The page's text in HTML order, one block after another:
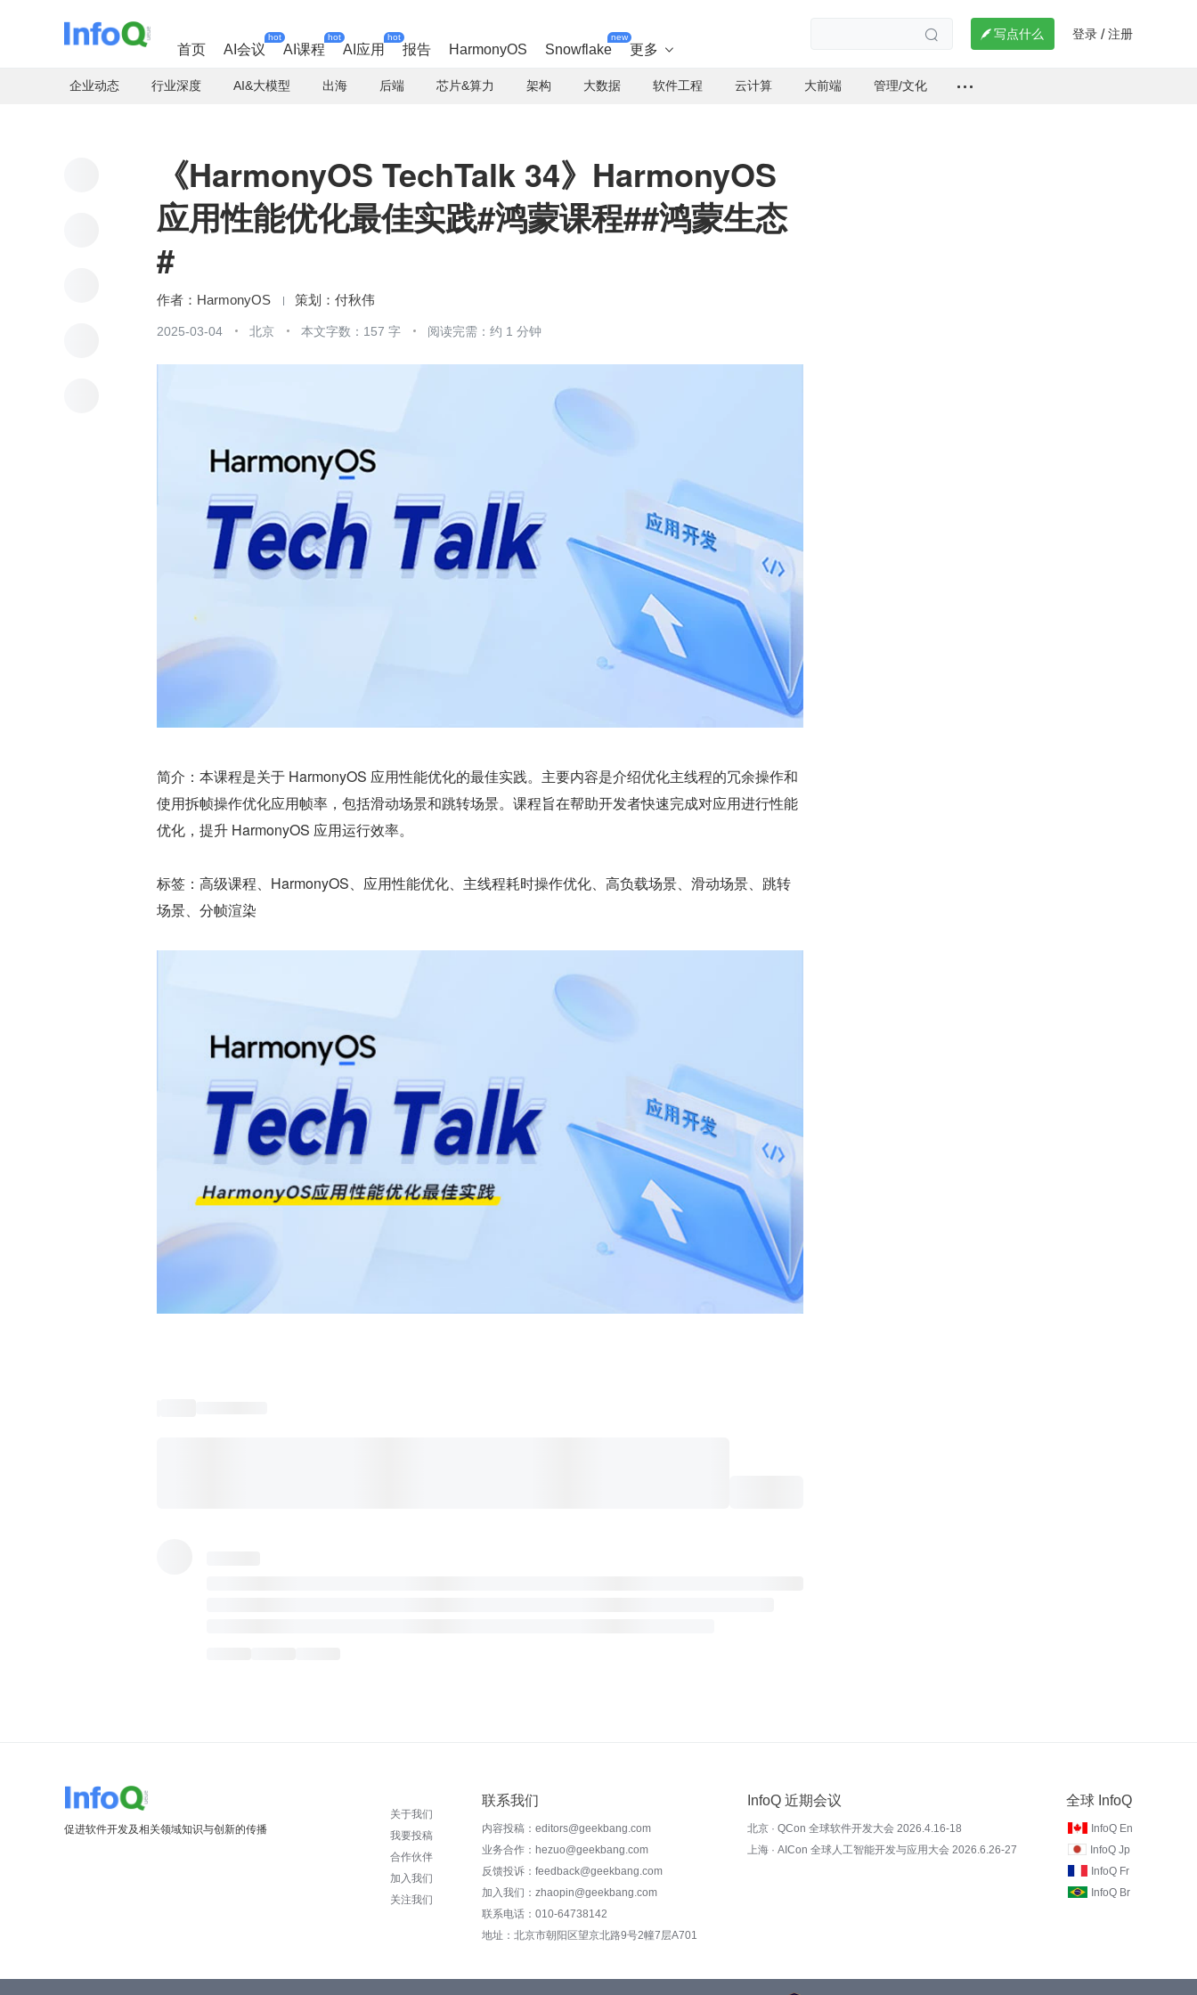
首页 AI会议
hot
AI课程
hot
AI应用
hot
报告 HarmonyOS Snowflake
new
更多 
  写点什么 登录 / 注册
企业动态 行业深度 AI&大模型 出海 后端 芯片&算力 架构 大数据 软件工程 云计算 大前端 管理/文化
《HarmonyOS TechTalk 34》HarmonyOS
应用性能优化最佳实践#鸿蒙课程##鸿蒙生态
#
HarmonyOS 付秋伟
2025-03-04 北京 本文字数：157 字 阅读完需：约 1 分钟
简介：本课程是关于 HarmonyOS 应用性能优化的最佳实践。主要内容是介绍优化主线程的冗余操作和
使用拆帧操作优化应用帧率，包括滑动场景和跳转场景。课程旨在帮助开发者快速完成对应用进行性能
优化，提升 HarmonyOS 应用运行效率。
标签：高级课程、HarmonyOS、应用性能优化、主线程耗时操作优化、高负载场景、滑动场景、跳转
场景、分帧渲染
促进软件开发及相关领域知识与创新的传播
关于我们
我要投稿
合作伙伴
加入我们
关注我们
联系我们
内容投稿：editors@geekbang.com
业务合作：hezuo@geekbang.com
反馈投诉：feedback@geekbang.com
加入我们：zhaopin@geekbang.com
联系电话：010-64738142
地址：北京市朝阳区望京北路9号2幢7层A701
InfoQ 近期会议
北京 · QCon 全球软件开发大会 2026.4.16-18
上海 · AICon 全球人工智能开发与应用大会 2026.6.26-27
全球 InfoQ
InfoQ En
InfoQ Jp
InfoQ Fr
InfoQ Br